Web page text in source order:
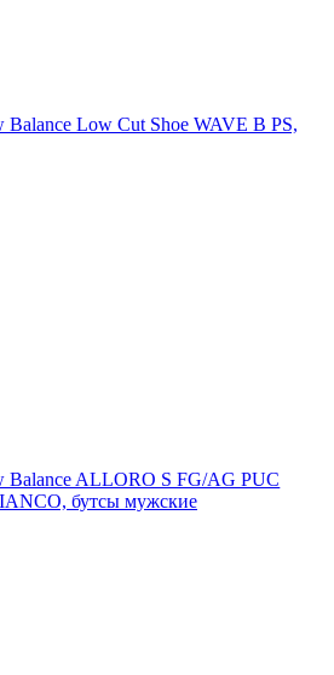
Balance Low Cut Shoe WAVE B PS,
Balance ALLORO S FG/AG PUC
бутсы мужские